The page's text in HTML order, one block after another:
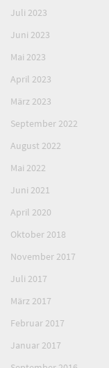
Juli 2023
Juni 2023
Mai 2023
April 2023
März 2023
September 2022
August 2022
Mai 2022
Juni 2021
April 2020
Oktober 2018
November 2017
Juli 2017
März 2017
Februar 2017
Januar 2017